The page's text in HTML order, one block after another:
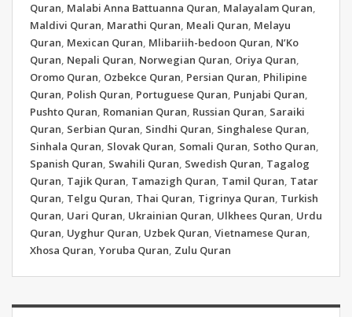
Quran, Malabi Anna Battuanna Quran, Malayalam Quran,
Maldivi Quran, Marathi Quran, Meali Quran, Melayu
Quran, Mexican Quran, Mlibariih-bedoon Quran, N’Ko
Quran, Nepali Quran, Norwegian Quran, Oriya Quran,
Oromo Quran, Ozbekce Quran, Persian Quran, Philipine
Quran, Polish Quran, Portuguese Quran, Punjabi Quran,
Pushto Quran, Romanian Quran, Russian Quran, Saraiki
Quran, Serbian Quran, Sindhi Quran, Singhalese Quran,
Sinhala Quran, Slovak Quran, Somali Quran, Sotho Quran,
Spanish Quran, Swahili Quran, Swedish Quran, Tagalog
Quran, Tajik Quran, Tamazigh Quran, Tamil Quran, Tatar
Quran, Telgu Quran, Thai Quran, Tigrinya Quran, Turkish
Quran, Uari Quran, Ukrainian Quran, Ulkhees Quran, Urdu
Quran, Uyghur Quran, Uzbek Quran, Vietnamese Quran,
Xhosa Quran, Yoruba Quran, Zulu Quran